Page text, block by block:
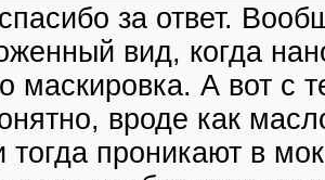
за ответ.
вид, когда
маскировка. А вот с
вроде как
тогда проникают в